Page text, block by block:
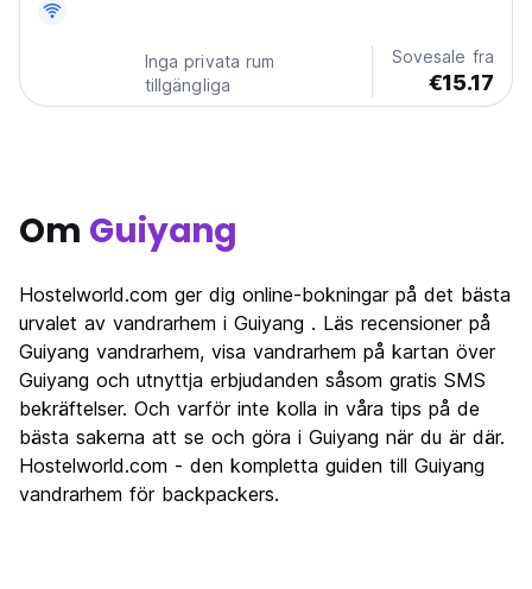
träffa vänner. (Auto-translated from original language)
Inga privata rum
tillgängliga
Sovesale fra
€15.17
Om Guiyang
Hostelworld.com ger dig online-bokningar på det bästa
urvalet av vandrarhem i Guiyang . Läs recensioner på
Guiyang vandrarhem, visa vandrarhem på kartan över
Guiyang och utnyttja erbjudanden såsom gratis SMS
bekräftelser. Och varför inte kolla in våra tips på de
bästa sakerna att se och göra i Guiyang när du är där.
Hostelworld.com - den kompletta guiden till Guiyang
vandrarhem för backpackers.